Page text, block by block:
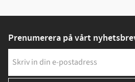
Prenumerera på vårt